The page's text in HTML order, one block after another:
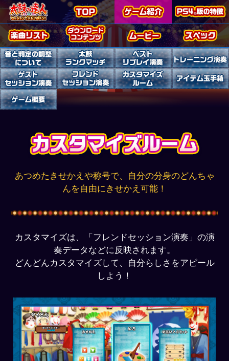
あつめたきせかえや称号で、自分の分身のどんちゃ
んを自由にきせかえ可能！
カスタマイズは、「フレンドセッション演奏」の演
奏データなどに反映されます。
どんどんカスタマイズして、自分らしさをアピール
しよう！